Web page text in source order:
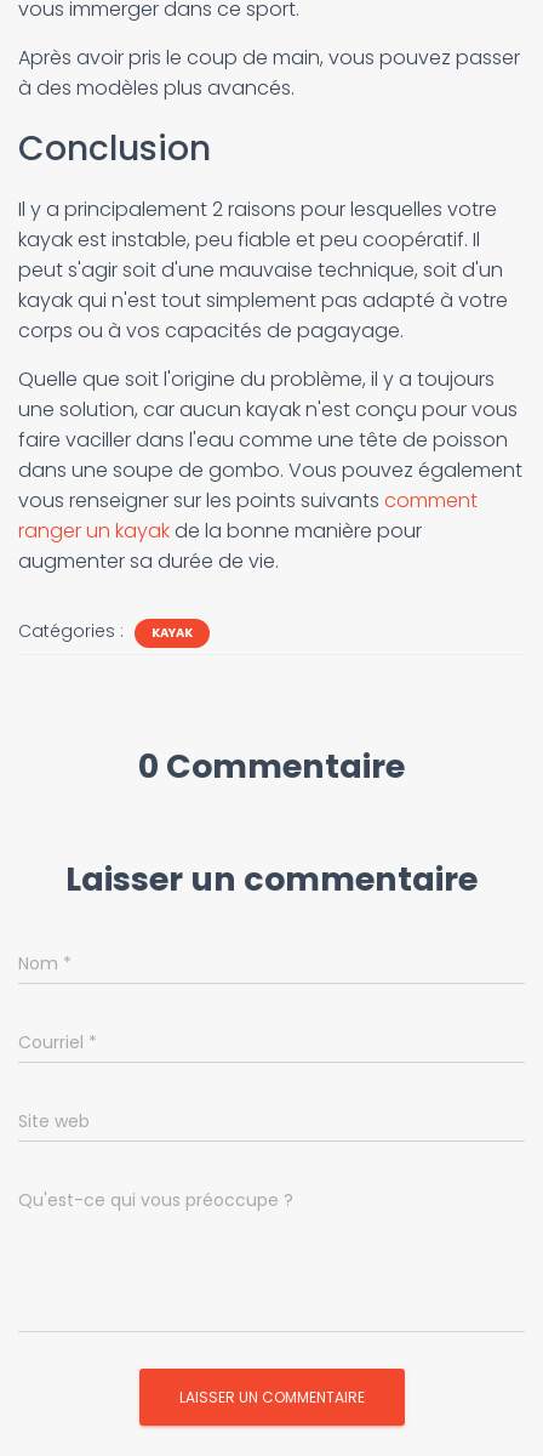
vous immerger dans ce sport.
Après avoir pris le coup de main, vous pouvez passer
à des modèles plus avancés.
Conclusion
Il y a principalement 2 raisons pour lesquelles votre
kayak est instable, peu fiable et peu coopératif. Il
peut s'agir soit d'une mauvaise technique, soit d'un
kayak qui n'est tout simplement pas adapté à votre
corps ou à vos capacités de pagayage.
Quelle que soit l'origine du problème, il y a toujours
une solution, car aucun kayak n'est conçu pour vous
faire vaciller dans l'eau comme une tête de poisson
dans une soupe de gombo. Vous pouvez également
vous renseigner sur les points suivants comment
ranger un kayakde la bonne manière pour
augmenter sa durée de vie.
Catégories : KAYAK
0 Commentaire
Laisser un commentaire
Nom *
Courriel *
Site web
Qu'est-ce qui vous préoccupe ?